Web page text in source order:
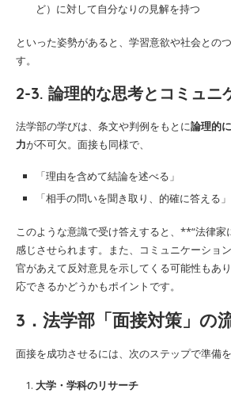
ど）に対して自分なりの見解を持つ
といった姿勢があると、学習意欲や社会との
す。
2-3. 論理的な思考とコミュニ
法学部の学びは、条文や判例をもとに論理的
力が不可欠。面接も同様で、
「理由を含めて結論を述べる」
「相手の問いを聞き取り、的確に答える」
このような意識で受け答えすると、**“法律
感じさせられます。また、コミュニケーショ
官があえて反対意見を示してくる可能性もあ
応できるかどうかもポイントです。
3．法学部「面接対策」の
面接を成功させるには、次のステップで準備
大学・学科のリサーチ